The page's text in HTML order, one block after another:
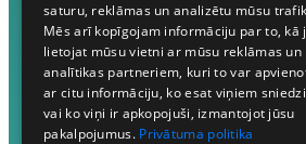
saturu, reklāmas un analizētu mūsu
Mēs arī kopīgojam informāciju par to, kā
lietojat mūsu vietni ar mūsu reklāmas un
analītikas partneriem, kuri to var
ar citu informāciju, ko esat viņiem
vai ko viņi ir apkopojuši, izmantojot jūsu
pakalpojumus. Privātuma politika